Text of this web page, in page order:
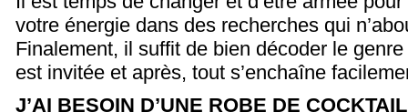
votre énergie dans des recherches qui
Finalement, il suffit de bien décoder le genre
est invitée et après, tout s’enchaîne
J’AI BESOIN D’UNE ROBE DE